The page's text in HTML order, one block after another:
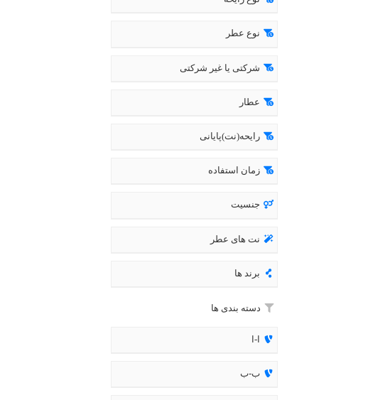
نوع عطر
شرکتی یا غیر شرکتی
عطار
رایحه(نت)پایانی
زمان استفاده
جنسیت
نت های عطر
برند ها
دسته بندی ها
ا-ا
ب-ب